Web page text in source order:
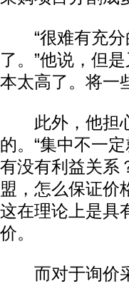
“很难有充分
了。”他说，但
本太高了。将一
此外，他担心
的。“集中不一
有没有利益关系
盟，怎么保证价
这在理论上是具
价。
而对于询价采